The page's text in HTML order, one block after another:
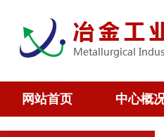
网站首页 中心概